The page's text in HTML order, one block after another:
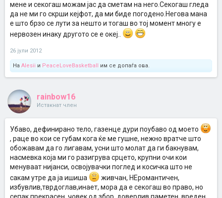
мене и секогаш можам јас да сметам на него.Секогаш гледа
да не ми го скрши кејфот, да ми биде погодено.Негова мана
е што брзо се лути за нешто и тогаш во тој момент многу е
нервозен инаку другото се е океј..
26 јули 2012
На Alesii и PeaceLoveBasketball им се допаѓа ова.
rainbow16
Истакнат член
Убаво, дефинирано тело, газенце дури поубаво од моето
, раце во кои се губам кога ќе ме гушне, нежно вратче што
обожавам да го лигавам, усни што молат да ги бакнувам,
насмевка која ми го разигрува срцето, крупни очи кои
менуваат нијанси, освојувачки поглед и косичка што не
сакам утре да ја ишиша
живчан, НЕромантичен,
избувлив,тврдоглав,инает, мора да е секогаш во право, но